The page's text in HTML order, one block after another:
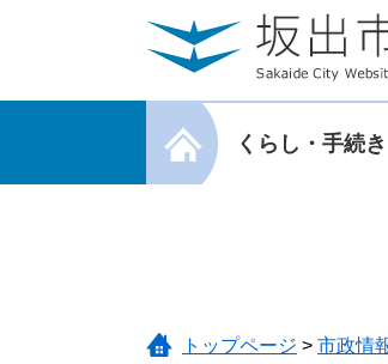
メニューを閉じる
くらし・手続き
トップページ > 市政情